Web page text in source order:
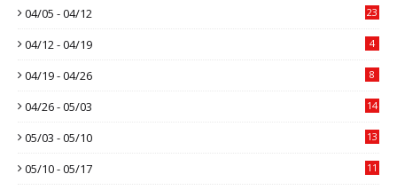
04/05 - 04/12 23
04/12 - 04/19 4
04/19 - 04/26 8
04/26 - 05/03 14
05/03 - 05/10 13
05/10 - 05/17 11